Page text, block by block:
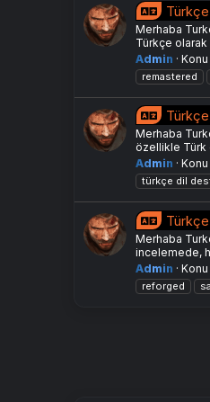
Merhaba
Türkçe olarak
Admin
Konu
remastered
Merhaba
özellikle Türk
Admin
Konu
türkçe dil
Merhaba
incelemede,
Admin
Konu
reforged